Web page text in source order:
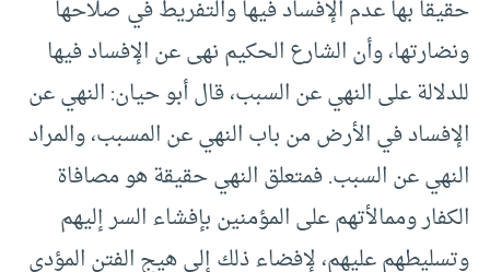
حقيقا بها عدم الإفساد فيها والتفريط في صلاحها
ونضارتها، وأن الشارع الحكيم نهى عن الإفساد فيها
للدلالة على النهي عن السبب، قال أبو حيان: النهي عن
الإفساد في الأرض من باب النهي عن المسبب، والمراد
النهي عن السبب. فمتعلق النهي حقيقة هو مصافاة
الكفار وممالأتهم على المؤمنين بإفشاء السر إليهم
وتسليطهم عليهم، لإفضاء ذلك إلى هيج الفتن المؤدي